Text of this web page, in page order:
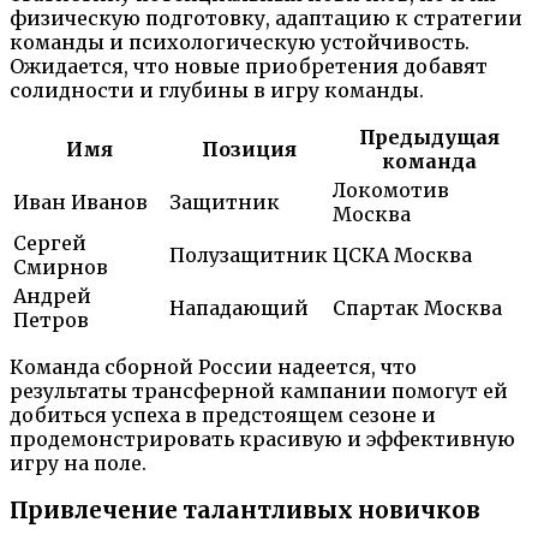
физическую подготовку, адаптацию к стратегии
команды и психологическую устойчивость.
Ожидается, что новые приобретения добавят
солидности и глубины в игру команды.
Имя Позиция
Предыдущая
команда
Иван Иванов
Защитник
Локомотив
Москва
Сергей
Смирнов
Полузащитник ЦСКА Москва
Андрей
Петров
Нападающий Спартак Москва
Команда сборной России надеется, что
результаты трансферной кампании помогут ей
добиться успеха в предстоящем сезоне и
продемонстрировать красивую и эффективную
игру на поле.
Привлечение талантливых новичков